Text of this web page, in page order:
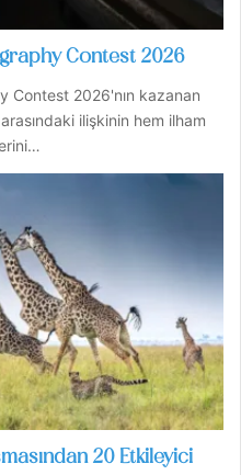
Contest 2026
Contest 2026'nın kazanan
ilişkinin hem ilham
20 Etkileyici